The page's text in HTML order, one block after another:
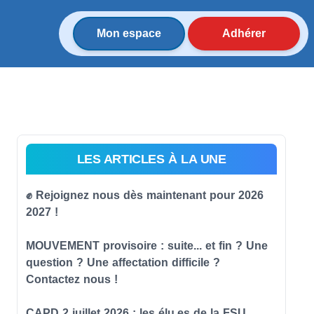
Mon espace Adhérer
LES ARTICLES À LA UNE
✊ Rejoignez nous dès maintenant pour 2026
2027 !
MOUVEMENT provisoire : suite... et fin ? Une
question ? Une affectation difficile ?
Contactez nous !